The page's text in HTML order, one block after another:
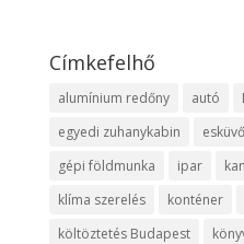
Címkefelhő
alumínium redőny autó
egyedi zuhanykabin
esküvő
gépi földmunka
ipar
klíma szerelés
konténer
költöztetés Budapest